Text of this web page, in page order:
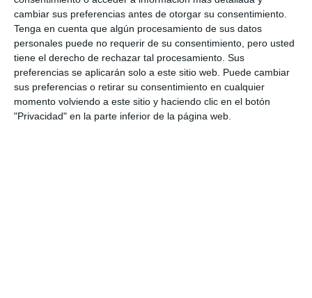
cambiar sus preferencias antes de otorgar su consentimiento.
Tenga en cuenta que algún procesamiento de sus datos
personales puede no requerir de su consentimiento, pero usted
tiene el derecho de rechazar tal procesamiento. Sus
preferencias se aplicarán solo a este sitio web. Puede cambiar
sus preferencias o retirar su consentimiento en cualquier
momento volviendo a este sitio y haciendo clic en el botón
"Privacidad" en la parte inferior de la página web.